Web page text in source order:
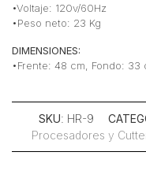
•Voltaje: 120v/60Hz
•Peso neto: 23 Kg
DIMENSIONES:
•Frente: 48 cm, Fondo:
SKU: HR-9
Procesadores y